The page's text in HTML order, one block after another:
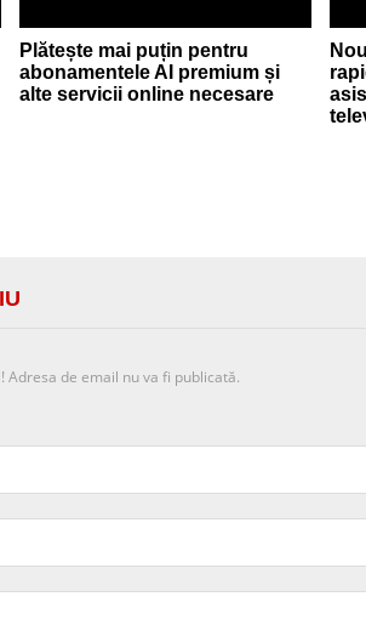
Plătește mai puțin pentru
abonamentele AI premium și
alte servicii online necesare
Adresa de email nu va fi publicată.